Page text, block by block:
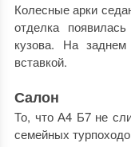
Колесные арки
отделка
кузова. На заднем
вставкой.
Салон
То, что А4 Б7 не
семейных